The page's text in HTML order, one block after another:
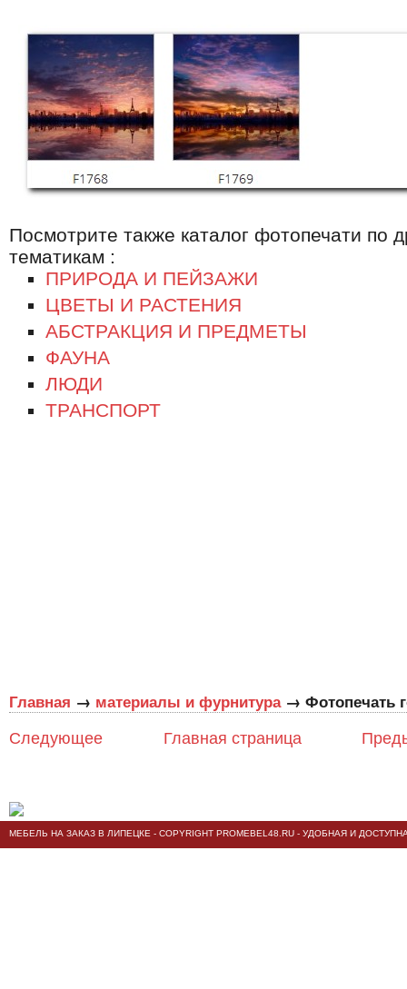
Посмотрите также каталог фотопечати по
тематикам :
ПРИРОДА И ПЕЙЗАЖИ
ЦВЕТЫ И РАСТЕНИЯ
АБСТРАКЦИЯ И ПРЕДМЕТЫ
ФАУНА
ЛЮДИ
ТРАНСПОРТ
Главная → материалы и фурнитура → Фотопечать
Следующее
Главная страница
МЕБЕЛЬ НА ЗАКАЗ В ЛИПЕЦКЕ - COPYRIGHT PROMEBEL48.RU - УДОБНАЯ И